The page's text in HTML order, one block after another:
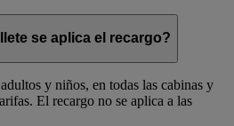
se aplica el recargo?
y niños, en todas las cabinas y
El recargo no se aplica a las